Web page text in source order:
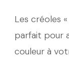
Les créoles
parfait pour
couleur à